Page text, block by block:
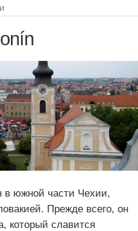
в южной части Чехии,
Прежде всего, он
который славится